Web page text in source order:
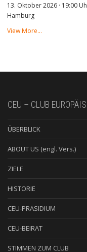
13. Oktober 2026 · 19:00
Hamburg
View More…
CEU – CLUB
ÜBERBLICK
ABOUT US (engl. Vers.)
ZIELE
HISTORIE
CEU-PRÄSIDIUM
CEU-BEIRAT
STIMMEN ZUM CLUB